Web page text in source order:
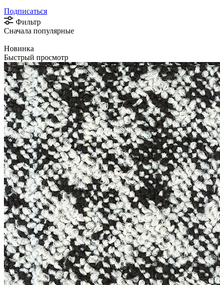
Подписаться
Фильтр
Сначала популярные
Новинка
Быстрый просмотр